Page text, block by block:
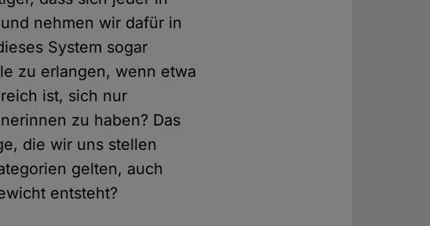
nehmen wir dafür in
System sogar
zu erlangen, wenn etwa
ist, sich nur
zu haben? Das
die wir uns stellen
gelten, auch
entsteht?